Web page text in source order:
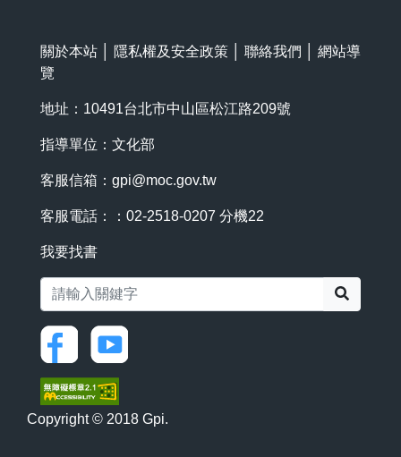
關於本站 隱私權及安全政策 聯絡我們
網站導
覽
地址：10491台北市中山區松江路209號
指導單位：文化部
客服信箱： gpi@moc.gov.tw
客服電話：：02-2518-0207 分機22
我要找書
Copyright © 2018 Gpi.